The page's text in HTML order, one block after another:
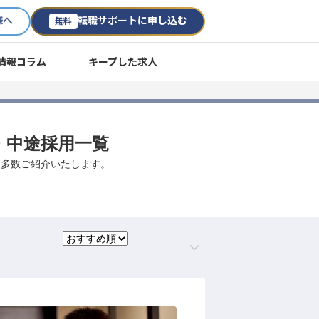
へ 無料 転職サポートに申し込む
報コラム キープした求人
途採用一覧
数ご紹介いたします。